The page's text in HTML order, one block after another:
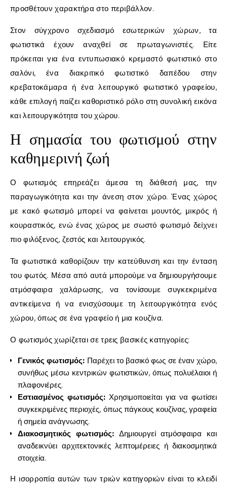
προσθέτουν χαρακτήρα στο περιβάλλον.
Στον σύγχρονο σχεδιασμό εσωτερικών χώρων, τα
φωτιστικά έχουν αναχθεί σε πρωταγωνιστές. Είτε
πρόκειται για ένα εντυπωσιακό κρεμαστό φωτιστικό στο
σαλόνι, ένα διακριτικό φωτιστικό δαπέδου στην
κρεβατοκάμαρα ή ένα λειτουργικό φωτιστικό γραφείου,
κάθε επιλογή παίζει καθοριστικό ρόλο στη συνολική εικόνα
και λειτουργικότητα του χώρου.
Η σημασία του φωτισμού στην
καθημερινή ζωή
Ο φωτισμός επηρεάζει άμεσα τη διάθεσή μας, την
παραγωγικότητα και την άνεση στον χώρο. Ένας χώρος
με κακό φωτισμό μπορεί να φαίνεται μουντός, μικρός ή
κουραστικός, ενώ ένας χώρος με σωστό φωτισμό δείχνει
πιο φιλόξενος, ζεστός και λειτουργικός.
Τα φωτιστικά καθορίζουν την κατεύθυνση και την ένταση
του φωτός. Μέσα από αυτά μπορούμε να δημιουργήσουμε
ατμόσφαιρα χαλάρωσης, να τονίσουμε συγκεκριμένα
αντικείμενα ή να ενισχύσουμε τη λειτουργικότητα ενός
χώρου, όπως σε ένα γραφείο ή μια κουζίνα.
Ο φωτισμός χωρίζεται σε τρεις βασικές κατηγορίες:
Γενικός φωτισμός: Παρέχει το βασικό φως σε έναν χώρο,
συνήθως μέσω κεντρικών φωτιστικών, όπως πολυέλαιοι ή
πλαφονιέρες.
Εστιασμένος φωτισμός: Χρησιμοποιείται για να φωτίσει
συγκεκριμένες περιοχές, όπως πάγκους κουζίνας, γραφεία
ή σημεία ανάγνωσης.
Διακοσμητικός φωτισμός:Δημιουργεί ατμόσφαιρα και
αναδεικνύει αρχιτεκτονικές λεπτομέρειες ή διακοσμητικά
στοιχεία.
Η ισορροπία αυτών των τριών κατηγοριών είναι το κλειδί